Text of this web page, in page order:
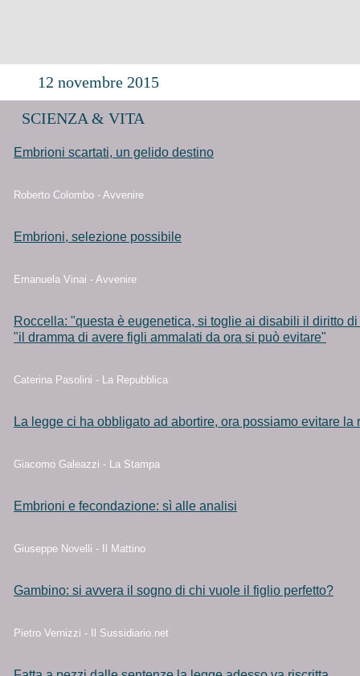
12 novembre 2015
SCIENZA & VITA
Embrioni scartati, un gelido destino
Roberto Colombo - Avvenire
Embrioni, selezione possibile
Emanuela Vinai - Avvenire
Roccella: "questa è eugenetica, si toglie ai disabili il diritto
"il dramma di avere figli ammalati da ora si può evitare"
Caterina Pasolini - La Repubblica
La legge ci ha obbligato ad abortire, ora possiamo evitare la
Giacomo Galeazzi - La Stampa
Embrioni e fecondazione: sì alle analisi
Giuseppe Novelli - Il Mattino
Gambino: si avvera il sogno di chi vuole il figlio perfetto?
Pietro Vernizzi - Il Sussidiario.net